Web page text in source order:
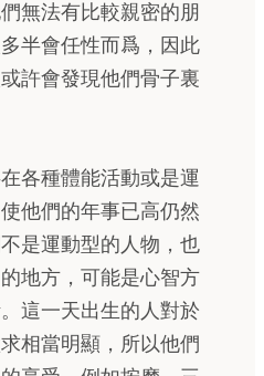
無法有比較親密的朋
半會任性而爲，因此
許會發現他們骨子裏
各種體能活動或是運
他們的年事已高仍然
是運動型的人物，也
地方，可能是心智方
這一天出生的人對於
相當明顯，所以他們